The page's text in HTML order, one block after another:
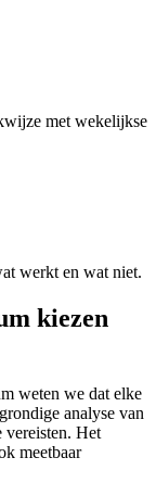
met wekelijkse
werkt en wat niet.
kiezen
weten we dat elke
analyse van
vereisten. Het
meetbaar